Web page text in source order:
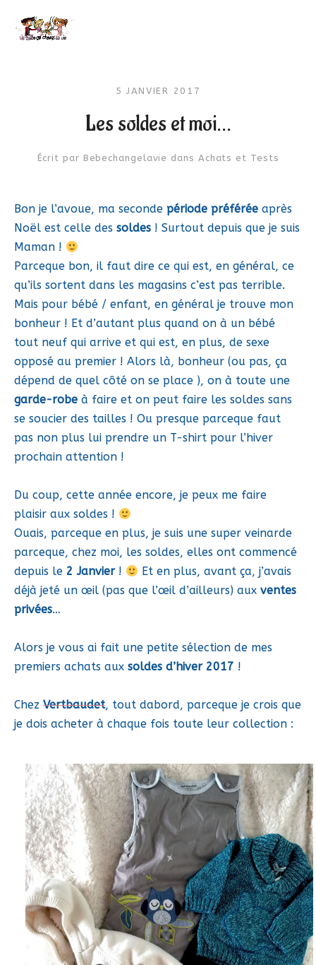
5 JANVIER 2017
Les soldes et moi…
Écrit par Bebechangelavie dans Achats et Tests
Bon je l’avoue, ma seconde période préférée après
Noël est celle des soldes ! Surtout depuis que je suis
Maman !
Parceque bon, il faut dire ce qui est, en général, ce
qu’ils sortent dans les magasins c’est pas terrible.
Mais pour bébé / enfant, en général je trouve mon
bonheur ! Et d’autant plus quand on à un bébé
tout neuf qui arrive et qui est, en plus, de sexe
opposé au premier ! Alors là, bonheur (ou pas, ça
dépend de quel côté on se place ), on à toute une
garde-robe à faire et on peut faire les soldes sans
se soucier des tailles ! Ou presque parceque faut
pas non plus lui prendre un T-shirt pour l’hiver
prochain attention !
Du coup, cette année encore, je peux me faire
plaisir aux soldes !
Ouais, parceque en plus, je suis une super veinarde
parceque, chez moi, les soldes, elles ont commencé
depuis le 2 Janvier!
Et en plus, avant ça, j’avais
déjà jeté un œil (pas que l’œil d’ailleurs) aux ventes
privées…
Alors je vous ai fait une petite sélection de mes
premiers achats aux soldes d’hiver 2017 !
Chez Vertbaudet, tout dabord, parceque je crois que
je dois acheter à chaque fois toute leur collection :